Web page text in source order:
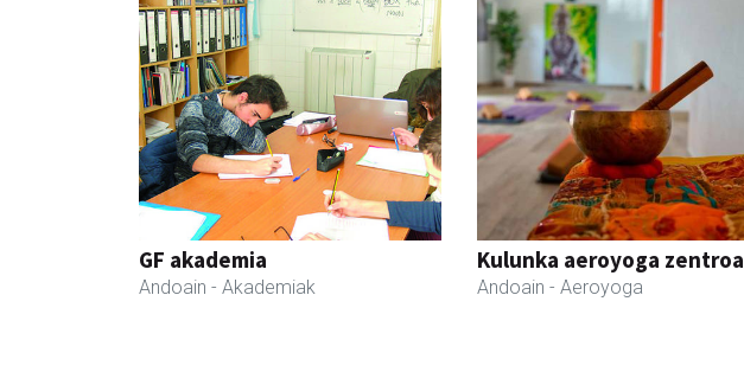
GF akademia
Andoain - Akademiak
Kulunka aeroyoga zentroa
Andoain - Aeroyoga